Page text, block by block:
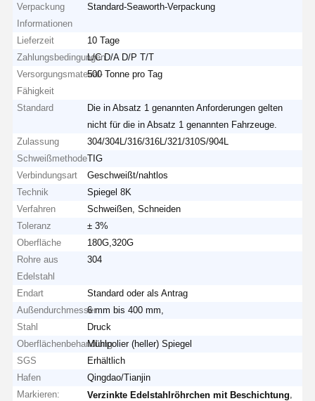
Verpackung
Informationen
Standard-Seaworth-Verpackung
Lieferzeit
10 Tage
ZahlungsbedingungenL/C D/A D/P T/T
Versorgungsmaterial-
Fähigkeit
500 Tonne pro Tag
Standard
Die in Absatz 1 genannten Anforderungen gelten
nicht für die in Absatz 1 genannten Fahrzeuge.
Zulassung
304/304L/316/316L/321/310S/904L
SchweißmethodeTIG
Verbindungsart
Geschweißt/nahtlos
Technik
Spiegel 8K
Verfahren
Schweißen, Schneiden
Toleranz
± 3%
Oberfläche
180G,320G
Rohre aus
Edelstahl
304
Endart
Standard oder als Antrag
Außendurchmesser6 mm bis 400 mm,
Stahl
Druck
OberflächenbehandlungMühlpolier (heller) Spiegel
SGS
Erhältlich
Hafen
Qingdao/Tianjin
Markieren:
Verzinkte Edelstahlröhrchen mit Beschichtung